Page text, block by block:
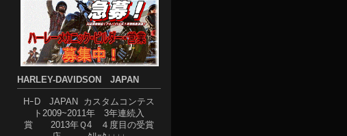
HARLEY-DAVIDSON JAPAN
HｰD JAPAN カスタムコンテス
ト2009~2011年 3年連続入
賞 2013年Ｑ4 ４度目の受賞